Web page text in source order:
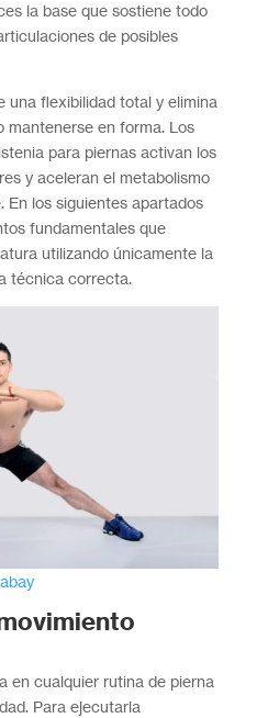
la base que sostiene todo
de posibles
una flexibilidad total y elimina
mantenerse en forma. Los
para piernas activan los
y aceleran el metabolismo
En los siguientes apartados
fundamentales que
utilizando únicamente la
técnica correcta.
en cualquier rutina de pierna
Para ejecutarla